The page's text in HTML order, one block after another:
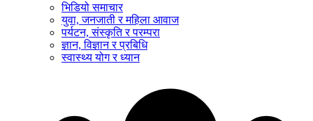
भिडियो समाचार
युवा, जनजाती र महिला आवाज
पर्यटन, संस्कृति र परम्परा
ज्ञान, विज्ञान र प्रबिधि
स्वास्थ्य योग र ध्यान